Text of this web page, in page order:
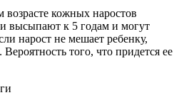
возрасте кожных наростов
высыпают к 5 годам и могут
нарост не мешает ребенку,
того, что придется ее